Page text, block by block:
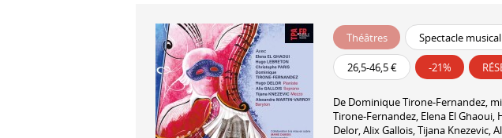
Théâtres Spectacle musical
26,5-46,5 € -21%
De Dominique Tirone-Fernandez,
Tirone-Fernandez, Elena El Ghaoui,
Delor,Alix Gallois,Tijana Knezevic,